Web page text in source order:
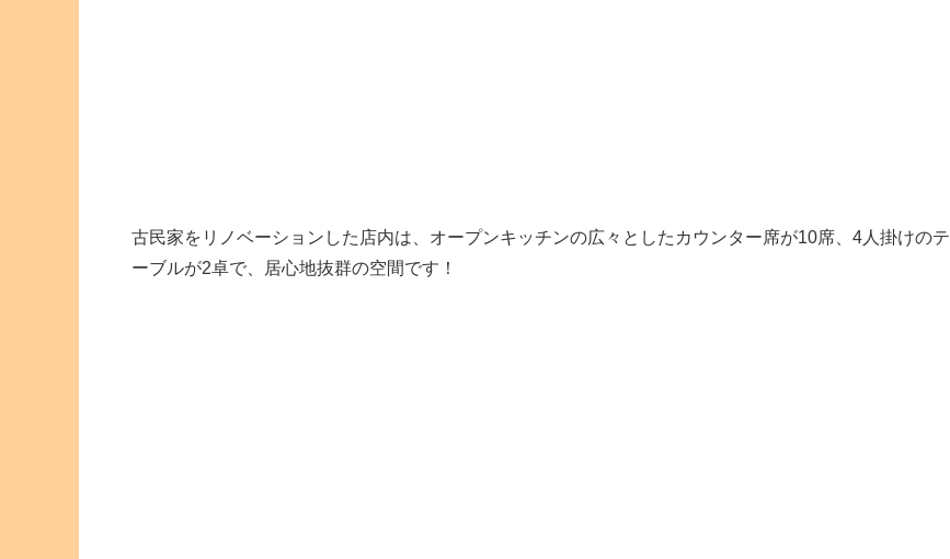
古民家をリノベーションした店内は、オープンキッチンの広々としたカウンター席が10席、4人掛けのテ
ーブルが2卓で、居心地抜群の空間です！